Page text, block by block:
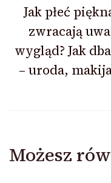
Jak płeć
zwracają
wygląd? Jak
– uroda,
Możesz